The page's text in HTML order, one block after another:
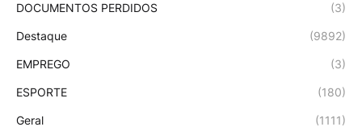
DOCUMENTOS PERDIDOS (3)
Destaque (9892)
EMPREGO (3)
ESPORTE (180)
Geral (1111)